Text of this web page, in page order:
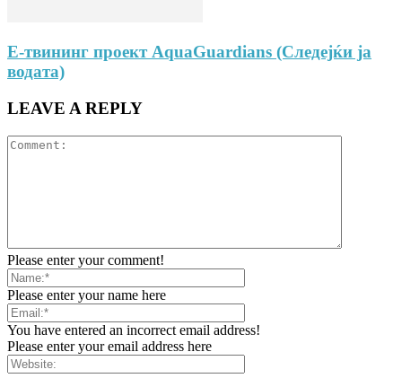
E-твининг проект AquaGuardians (Следејќи ја
водата)
LEAVE A REPLY
Please enter your comment!
Please enter your name here
You have entered an incorrect email address!
Please enter your email address here